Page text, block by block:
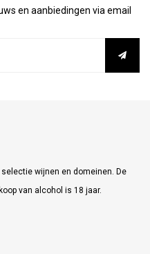
en aanbiedingen via email
wijnen en domeinen. De
van alcohol is 18 jaar.